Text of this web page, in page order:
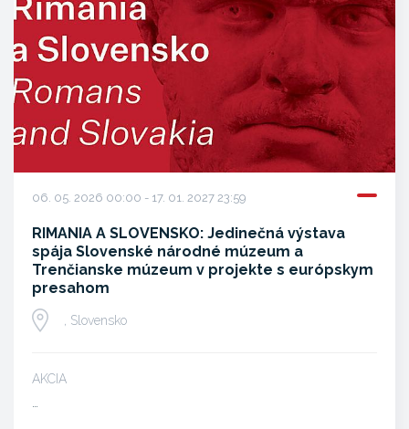
06. 05. 2026 00:00 - 17. 01. 2027 23:59
RIMANIA A SLOVENSKO: Jedinečná výstava
spája Slovenské národné múzeum a
Trenčianske múzeum v projekte s európskym
presahom
, Slovensko
AKCIA